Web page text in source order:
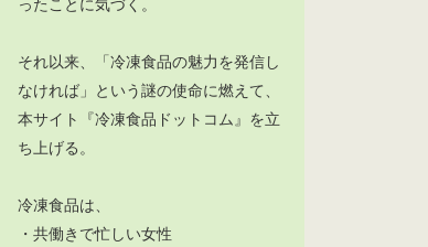
ったことに気づく。
それ以来、「冷凍食品の魅力を発信し
なければ」という謎の使命に燃えて、
本サイト『冷凍食品ドットコム』を立
ち上げる。
冷凍食品は、
・共働きで忙しい女性